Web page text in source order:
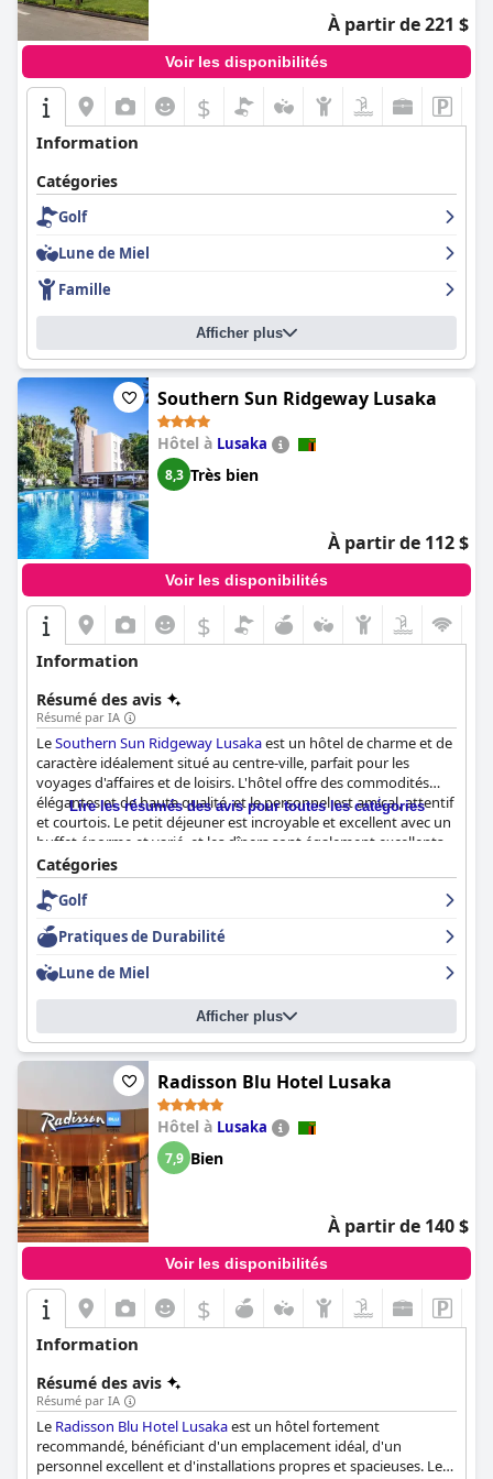
À partir de 221 $
Voir les disponibilités
$
Information
Catégories
Golf
Lune de Miel
Famille
Afficher plus
Southern Sun Ridgeway Lusaka
Hôtel à Lusaka
8,3 Très bien
À partir de 112 $
Voir les disponibilités
$
Information
Résumé des avis
Résumé par IA
LeSouthern Sun Ridgeway Lusakaest un hôtel de charme et de
caractère idéalement situé au centre-ville, parfait pour les
voyages d'affaires et de loisirs. L'hôtel offre des commodités
élégantes et de haute qualité, et le personnel est amical, attentif
et courtois. Le petit déjeuner est incroyable et excellent avec un
buffet énorme et varié, et les dîners sont également excellents
avec une nourriture incroyable et de superbes options. Les
chambres sont rénovées, confortables et propres, avec des lits
incroyablement confortables et une insonorisation efficace.
L'hôtel est exceptionnellement propre et bien rangé, avec un
personnel d'entretien ménager et de jardinage qui veille à ce
que l'endroit soit toujours impeccable. L'hôtel est une excellente
option pour les voyageurs d'affaires avec un emplacement
central et pratique et des installations qui répondent aux
besoins des visiteurs d'affaires et de loisirs. Bien qu'il y ait
quelques problèmes mineurs avec le wifi et la salle de sport,
dans l'ensemble, les clients ont vécu d'excellentes expériences
au Southern Sun Ridgeway et ont trouvé que c'était une option
quatre étoiles fiable et confortable pour les voyageurs d'affaires.
Lire les résumés des avis pour toutes les catégories
Catégories
Golf
Pratiques de Durabilité
Lune de Miel
Afficher plus
Radisson Blu Hotel Lusaka
Hôtel à Lusaka
7,9 Bien
À partir de 140 $
Voir les disponibilités
$
Information
Résumé des avis
Résumé par IA
Le Radisson Blu Hotel Lusakaest un hôtel fortement
recommandé, bénéficiant d'un emplacement idéal, d'un
personnel excellent et d'installations propres et spacieuses. Les